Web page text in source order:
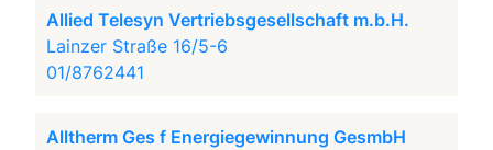
Allied Telesyn Vertriebsgesellschaft m.b.H.
Lainzer Straße 16/5-6
01/8762441
Alltherm Ges f Energiegewinnung GesmbH